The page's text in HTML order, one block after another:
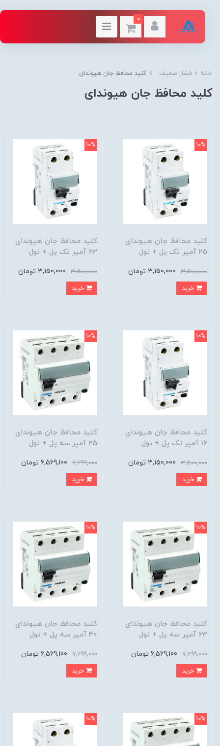
0
خانه فشار ضعیف کلید محافظ جان هیوندای
کلید محافظ جان هیوندای
کلید محافظ جان هیوندای
25 آمپر تک پل + نول
3,500,000 3,150,000 تومان
10%
خرید
کلید محافظ جان هیوندای
63 آمپر تک پل + نول
3,500,000 3,150,000 تومان
10%
خرید
کلید محافظ جان هیوندای
16 آمپر تک پل + نول
3,500,000 3,150,000 تومان
10%
خرید
کلید محافظ جان هیوندای
25 آمپر سه پل + نول
7,299,000 6,569,100 تومان
10%
خرید
کلید محافظ جان هیوندای
63 آمپر سه پل + نول
7,299,000 6,569,100 تومان
10%
خرید
کلید محافظ جان هیوندای
40 آمپر سه پل + نول
7,299,000 6,569,100 تومان
10%
خرید
10%
10%